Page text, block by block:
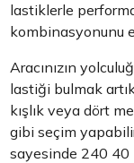
lastiklerle
kombinasyonunu
Aracınızın
lastiği bulmak
kışlık veya dört
gibi seçim
sayesinde 240 40